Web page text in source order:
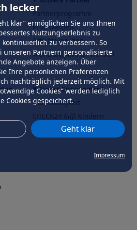
lecker
klar” ermöglichen Sie uns Ihnen
Nutzungserlebnis zu
zu verbessern. So
unseren Partnern personalisierte
Angebote anzeigen. Über
Ihre persönlichen Präferenzen
nachträglich jederzeit möglich. Mit
Cookies” werden lediglich
Cookies gespeichert.
Geht klar
Impressum
Partnerprogramm
Profi werden
Affiliate werden
Werkstattpartner werden
Unser Engagement
Nachhaltigkeit
CHECK24hilftder Natur